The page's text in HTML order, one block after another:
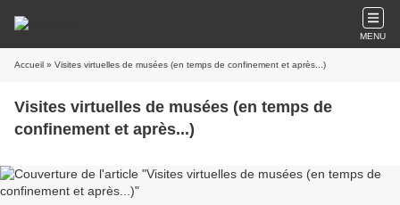
MENU
Accueil » Visites virtuelles de musées (en temps de confinement et après...)
Visites virtuelles de musées (en temps de
confinement et après...)